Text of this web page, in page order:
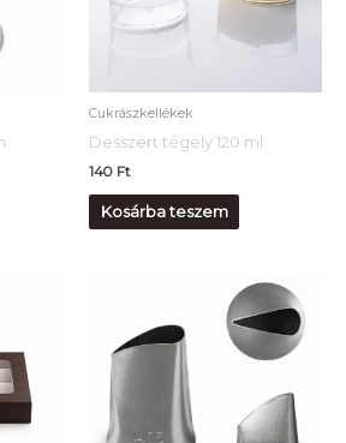
Cukrászkellékek
Desszert tégely 120 ml
140 Ft
Kosárba teszem